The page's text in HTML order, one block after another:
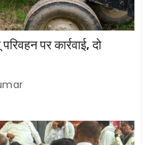
पर कार्रवाई, दो